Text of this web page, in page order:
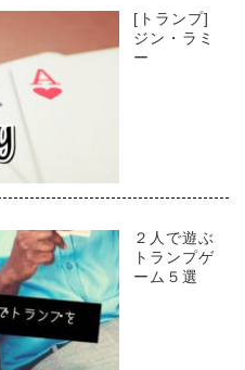
[トランプ]
ジン・ラミ
ー
２人で遊ぶ
トランプゲ
ーム５選